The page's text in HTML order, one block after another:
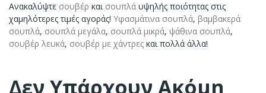
Ανακαλύψτε σουβέρ και σουπλά υψηλής ποιότητας στις
χαμηλότερες τιμές αγοράς! Υφασμάτινα σουπλά, βαμβακερά
σουπλά, σουπλά μεγάλα, σουπλά μικρά, ψάθινα σουπλά,
σουβέρ λευκά, σουβέρ με χάντρες και πολλά άλλα!
Δεν Υπάρχουν Ακόμη